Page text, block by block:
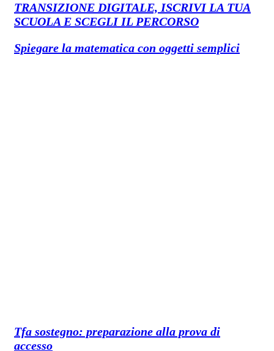
TRANSIZIONE DIGITALE, ISCRIVI LA TUA
SCUOLA E SCEGLI IL PERCORSO
Spiegare la matematica con oggetti semplici
Tfa sostegno: preparazione alla prova di
accesso